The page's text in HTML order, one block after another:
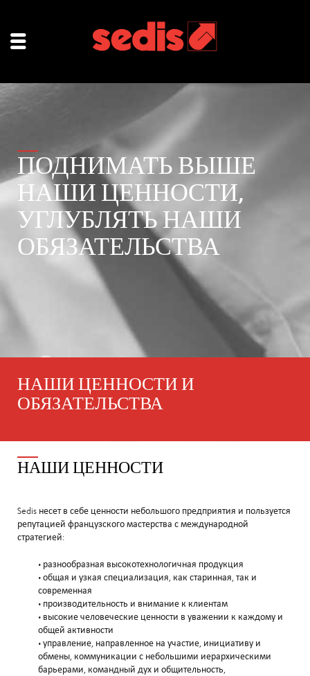
ПОДНИМАТЬ ВЫШЕ
НАШИ ЦЕННОСТИ,
УГЛУБЛЯТЬ НАШИ
ОБЯЗАТЕЛЬСТВА
НАШИ ЦЕННОСТИ И
ОБЯЗАТЕЛЬСТВА
НАШИ ЦЕННОСТИ
Sedis несет в себе ценности небольшого предприятия и пользуется
репутацией французского мастерства с международной
стратегией:
• разнообразная высокотехнологичная продукция
• общая и узкая специализация, как старинная, так и
современная
• производительность и внимание к клиентам
• высокие человеческие ценности в уважении к каждому и
общей активности
• управление, направленное на участие, инициативу и
обмены, коммуникации с небольшими иерархическими
барьерами, командный дух и общительность,